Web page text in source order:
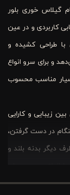
گیلاس خوری بلور
انتخابی کاربردی و در عین
طراحی کشیده و
و برای سرو انواع
مناسب محسوب
زیبایی و کارایی
در دست گرفتن،
دیگر بدنه بلند و
انواع سرویس‌های
رنگ نوشیدنی